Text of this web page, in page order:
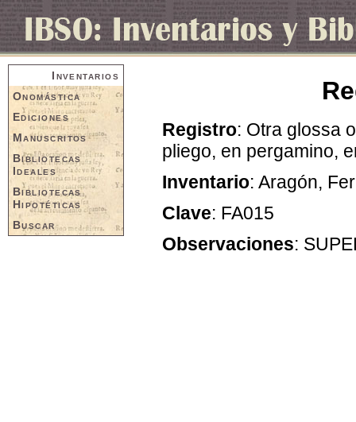
Inventarios
Onomástica
Ediciones
Manuscritos
Bibliotecas
Ideales
Bibliotecas
Hipotéticas
Buscar
Registro: Otra glossa
pliego, en pergamino,
Inventario: Aragón,
Clave: FA015
Observaciones: